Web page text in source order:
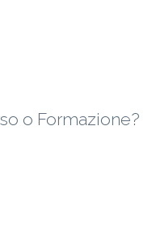
o Formazione?